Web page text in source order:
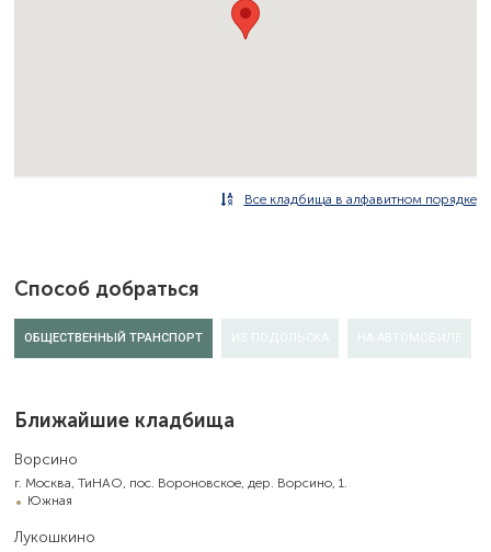
Все кладбища в алфавитном порядке
Способ добраться
ОБЩЕСТВЕННЫЙ ТРАНСПОРТ ИЗ ПОДОЛЬСКА НА АВТОМОБИЛЕ
Ближайшие кладбища
Ворсино
г. Москва, ТиНАО, пос. Вороновское, дер. Ворсино, 1.
Южная
Лукошкино